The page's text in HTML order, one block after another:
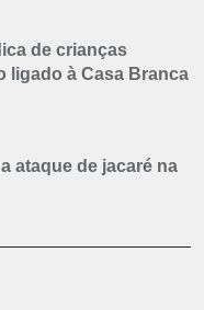
de crianças
ligado à Casa Branca
ataque de jacaré na